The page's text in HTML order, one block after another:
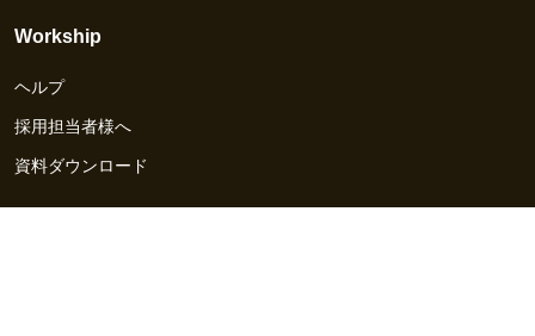
Workship
ヘルプ
採用担当者様へ
資料ダウンロード